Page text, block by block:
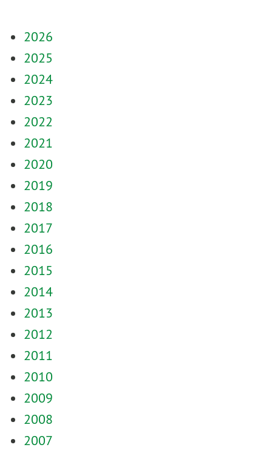
2026
2025
2024
2023
2022
2021
2020
2019
2018
2017
2016
2015
2014
2013
2012
2011
2010
2009
2008
2007